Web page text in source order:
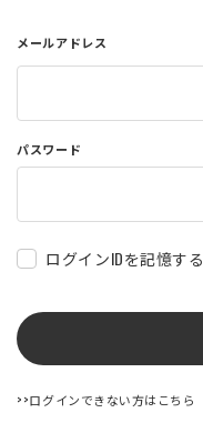
コーポレートサイト
利用規約
プライバシーポリシー
メールアドレス
パスワード
ログインIDを記憶する
>>ログインできない方はこちら